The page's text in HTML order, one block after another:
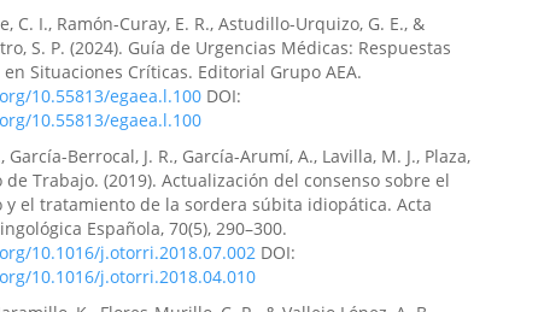
C. I., Ramón-Curay, E. R., Astudillo-Urquizo, G. E., &
S. P. (2024). Guía de Urgencias Médicas: Respuestas
Situaciones Críticas. Editorial Grupo AEA.
10.55813/egaea.l.100 DOI:
10.55813/egaea.l.100
García-Berrocal, J. R., García-Arumí, A., Lavilla, M. J., Plaza,
de Trabajo. (2019). Actualización del consenso sobre el
y el tratamiento de la sordera súbita idiopática. Acta
Española, 70(5), 290–300.
10.1016/j.otorri.2018.07.002 DOI:
10.1016/j.otorri.2018.04.010